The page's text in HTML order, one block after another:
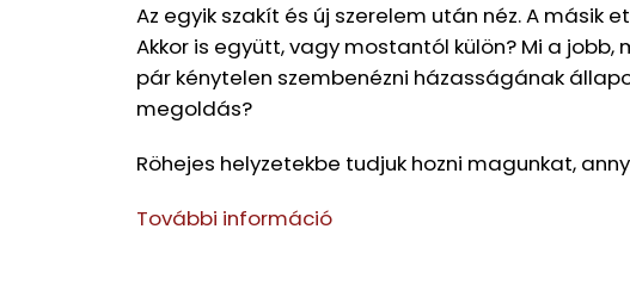
Az egyik szakít és új szerelem után néz. A másik
Akkor is együtt, vagy mostantól külön? Mi a
pár kénytelen szembenézni házasságának
megoldás?
Röhejes helyzetekbe tudjuk hozni magunkat,
További információ